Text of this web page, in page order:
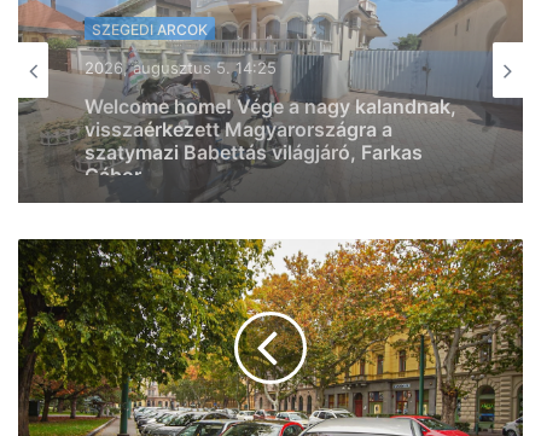
SZEGEDI ARCOK
2026, augusztus 5. 11:30
Szegedi Pletykák: jéghideg vízzel
kedveskedtünk a szegedieknek,
valamint megkérdeztük azt is, ki hogyan
éli túl a brutális hőséget (videó)
SZEGEDI ARCOK
2026, augusztus 5. 07:37
“Tud időzíteni” – megszületett
Szabados Ági első gyermeke